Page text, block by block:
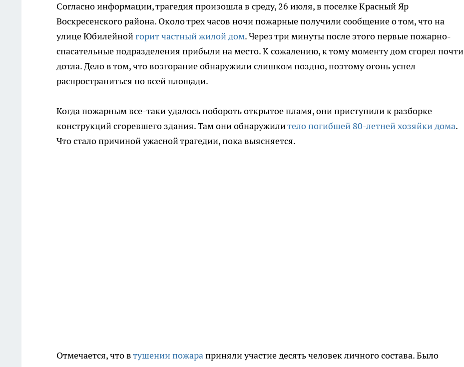
Согласно информации, трагедия произошла в среду, 26 июля, в поселке Красный Яр
Воскресенского района. Около трех часов ночи пожарные получили сообщение о том, что на
улице Юбилейнойгорит частный жилой дом. Через три минуты после этого первые пожарно-
спасательные подразделения прибыли на место. К сожалению, к тому моменту дом сгорел почти
дотла. Дело в том, что возгорание обнаружили слишком поздно, поэтому огонь успел
распространиться по всей площади.
Когда пожарным все-таки удалось побороть открытое пламя, они приступили к разборке
конструкций сгоревшего здания. Там они обнаружилитело погибшей 80-летней хозяйки дома.
Что стало причиной ужасной трагедии, пока выясняется.
Отмечается, что втушении пожараприняли участие десять человек личного состава. Было